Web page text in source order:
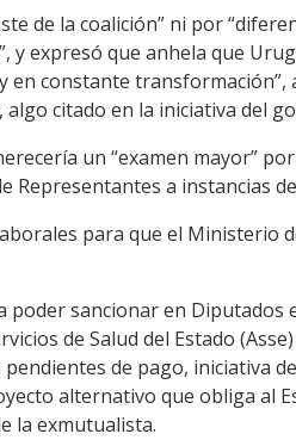
de la coalición” ni por
expresó que anhela que
en constante transformación”,
citado en la iniciativa del
un “examen mayor”
Representantes a instancias
para que el Ministerio
sancionar en Diputados
de Salud del Estado (Asse)
de pago, iniciativa
alternativo que obliga al
la exmutualista.